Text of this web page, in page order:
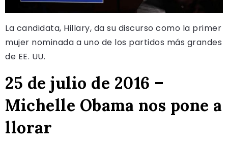
La candidata, Hillary, da su discurso como la primer
mujer nominada a uno de los partidos más grandes
de EE. UU.
25 de julio de 2016 –
Michelle Obama nos pone a
llorar